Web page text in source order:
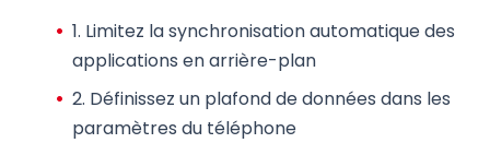
1. Limitez la synchronisationautomatique des
applications en arrière-plan
2. Définissez un plafondde données dans les
paramètres du téléphone